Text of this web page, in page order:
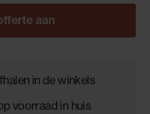
aan
in de winkels
voorraad in huis